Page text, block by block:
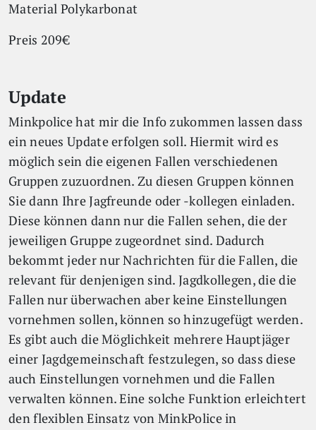
Material Polykarbonat
Preis 209€
Update
Minkpolice hat mir die Info zukommen lassen dass
ein neues Update erfolgen soll. Hiermit wird es
möglich sein die eigenen Fallen verschiedenen
Gruppen zuzuordnen. Zu diesen Gruppen können
Sie dann Ihre Jagfreunde oder -kollegen einladen.
Diese können dann nur die Fallen sehen, die der
jeweiligen Gruppe zugeordnet sind. Dadurch
bekommt jeder nur Nachrichten für die Fallen, die
relevant für denjenigen sind. Jagdkollegen, die die
Fallen nur überwachen aber keine Einstellungen
vornehmen sollen, können so hinzugefügt werden.
Es gibt auch die Möglichkeit mehrere Hauptjäger
einer Jagdgemeinschaft festzulegen, so dass diese
auch Einstellungen vornehmen und die Fallen
verwalten können. Eine solche Funktion erleichtert
den flexiblen Einsatz von MinkPolice in